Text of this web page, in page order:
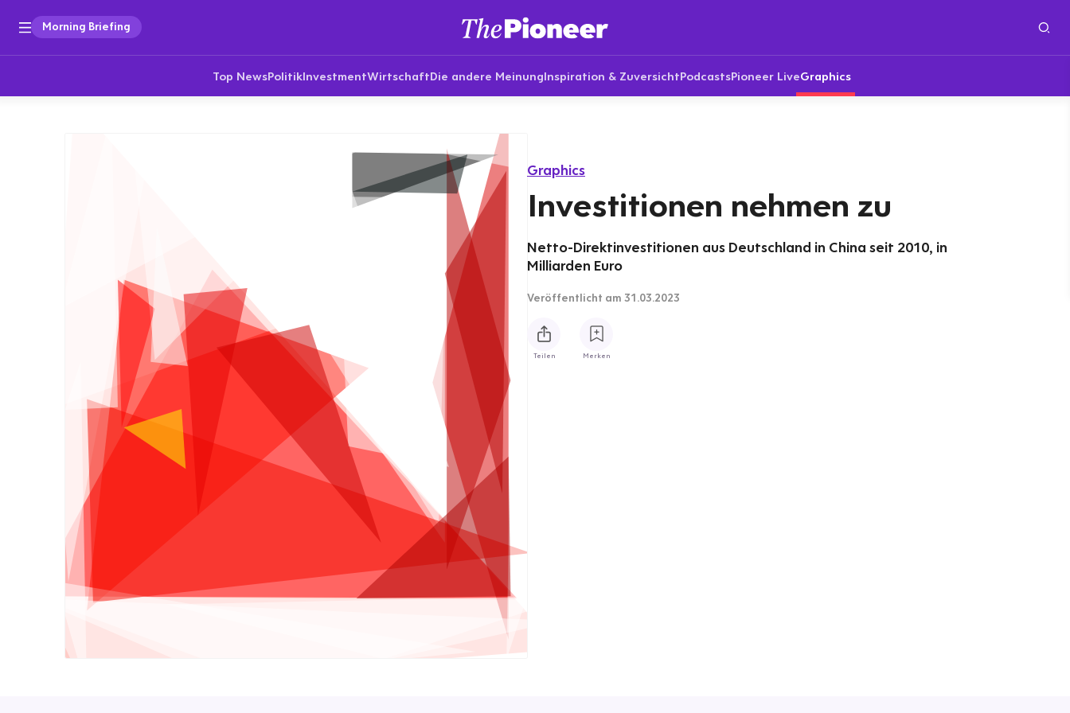
Morning Briefing
Top NewsPolitikInvestmentWirtschaftDie andere MeinungInspiration & ZuversichtPodcastsPioneer LiveGraphics
Graphics
Investitionen nehmen zu
Netto-Direktinvestitionen aus Deutschland in China seit 2010, in
Milliarden Euro
Veröffentlicht am 31.03.2023
Teilen Merken